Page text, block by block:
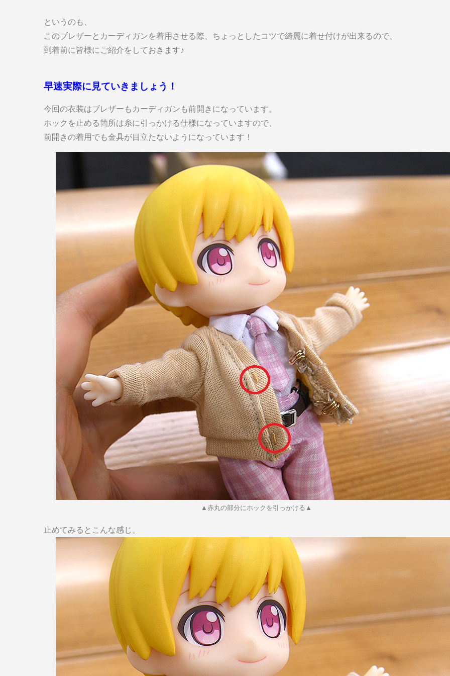
というのも、
このブレザーとカーディガンを着用させる際、ちょっとしたコツで綺麗に着せ付けが出来るので、
到着前に皆様にご紹介をしておきます♪
早速実際に見ていきましょう！
今回の衣装はブレザーもカーディガンも前開きになっています。
ホックを止める箇所は糸に引っかける仕様になっていますので、
前開きの着用でも金具が目立たないようになっています！
▲赤丸の部分にホックを引っかける▲
止めてみるとこんな感じ。